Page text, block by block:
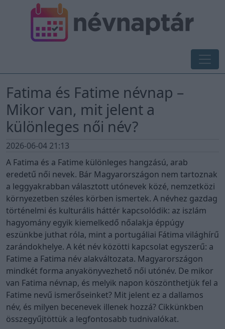
Fatima és Fatime névnap –
Mikor van, mit jelent a
különleges női név?
2026-06-04 21:13
A Fatima és a Fatime különleges hangzású, arab
eredetű női nevek. Bár Magyarországon nem tartoznak
a leggyakrabban választott utónevek közé, nemzetközi
környezetben széles körben ismertek. A névhez gazdag
történelmi és kulturális háttér kapcsolódik: az iszlám
hagyomány egyik kiemelkedő nőalakja éppúgy
eszünkbe juthat róla, mint a portugáliai Fátima világhírű
zarándokhelye. A két név közötti kapcsolat egyszerű: a
Fatime a Fatima név alakváltozata. Magyarországon
mindkét forma anyakönyvezhető női utónév. De mikor
van Fatima névnap, és melyik napon köszönthetjük fel a
Fatime nevű ismerőseinket? Mit jelent ez a dallamos
név, és milyen becenevek illenek hozzá? Cikkünkben
összegyűjtöttük a legfontosabb tudnivalókat.